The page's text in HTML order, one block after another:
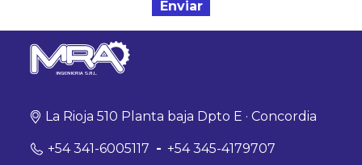
La Rioja 510 Planta baja Dpto E · Concordia
+54 341-6005117 - +54 345-4179707